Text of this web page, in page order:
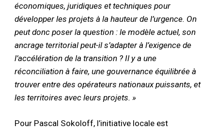
économiques, juridiques et techniques pour
développer les projets à la hauteur de l’urgence. On
peut donc poser la question : le modèle actuel, son
ancrage territorial peut-il s’adapter à l’exigence de
l’accélération de la transition ? Il y a une
réconciliation à faire, une gouvernance équilibrée à
trouver entre des opérateurs nationaux puissants, et
les territoires avec leurs projets. »
Pour Pascal Sokoloff, l’initiative locale est